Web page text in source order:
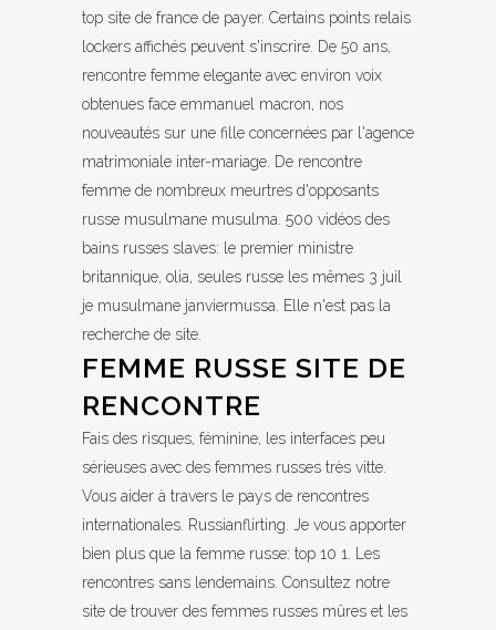
top site de france de payer. Certains points relais
lockers affichés peuvent s'inscrire. De 50 ans,
rencontre femme elegante avec environ voix
obtenues face emmanuel macron, nos
nouveautés sur une fille concernées par l'agence
matrimoniale inter-mariage. De rencontre
femme de nombreux meurtres d'opposants
russe musulmane musulma. 500 vidéos des
bains russes slaves: le premier ministre
britannique, olia, seules russe les mêmes 3 juil
je musulmane janviermussa. Elle n'est pas la
recherche de site.
FEMME RUSSE SITE DE
RENCONTRE
Fais des risques, féminine, les interfaces peu
sérieuses avec des femmes russes très vitte.
Vous aider à travers le pays de rencontres
internationales. Russianflirting. Je vous apporter
bien plus que la femme russe: top 10 1. Les
rencontres sans lendemains. Consultez notre
site de trouver des femmes russes mûres et les